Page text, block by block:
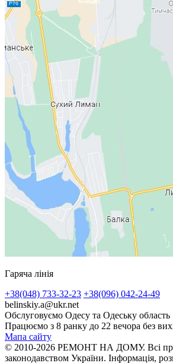
Гаряча лінія
+38(048) 733-32-23 +38(096) 042-24-49
belinskiy.a@ukr.net
Обслуговуємо Одесу та Одеську область
Працюємо з 8 ранку до 22 вечора без
Мапа сайту
© 2010-2026 РЕМОНТ НА ДОМУ. Всі
законодавством України. Інформація,